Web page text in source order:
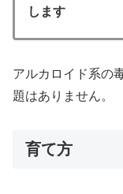
します
アルカロイド系の
題はありません。
育て方